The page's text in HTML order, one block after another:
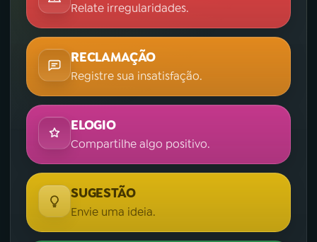
Relate irregularidades.
RECLAMAÇÃO
Registre sua insatisfação.
ELOGIO
Compartilhe algo positivo.
SUGESTÃO
Envie uma ideia.